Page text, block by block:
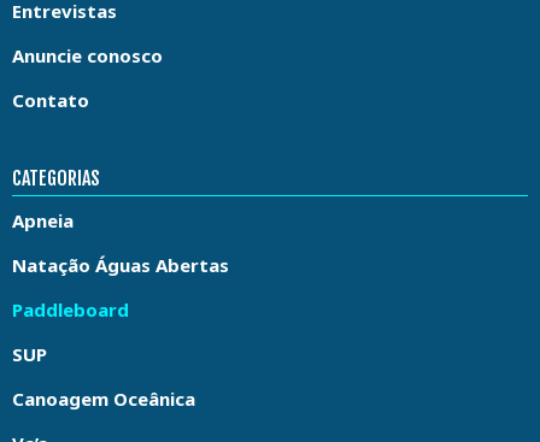
Entrevistas
Anuncie conosco
Contato
CATEGORIAS
Apneia
Natação Águas Abertas
Paddleboard
SUP
Canoagem Oceânica